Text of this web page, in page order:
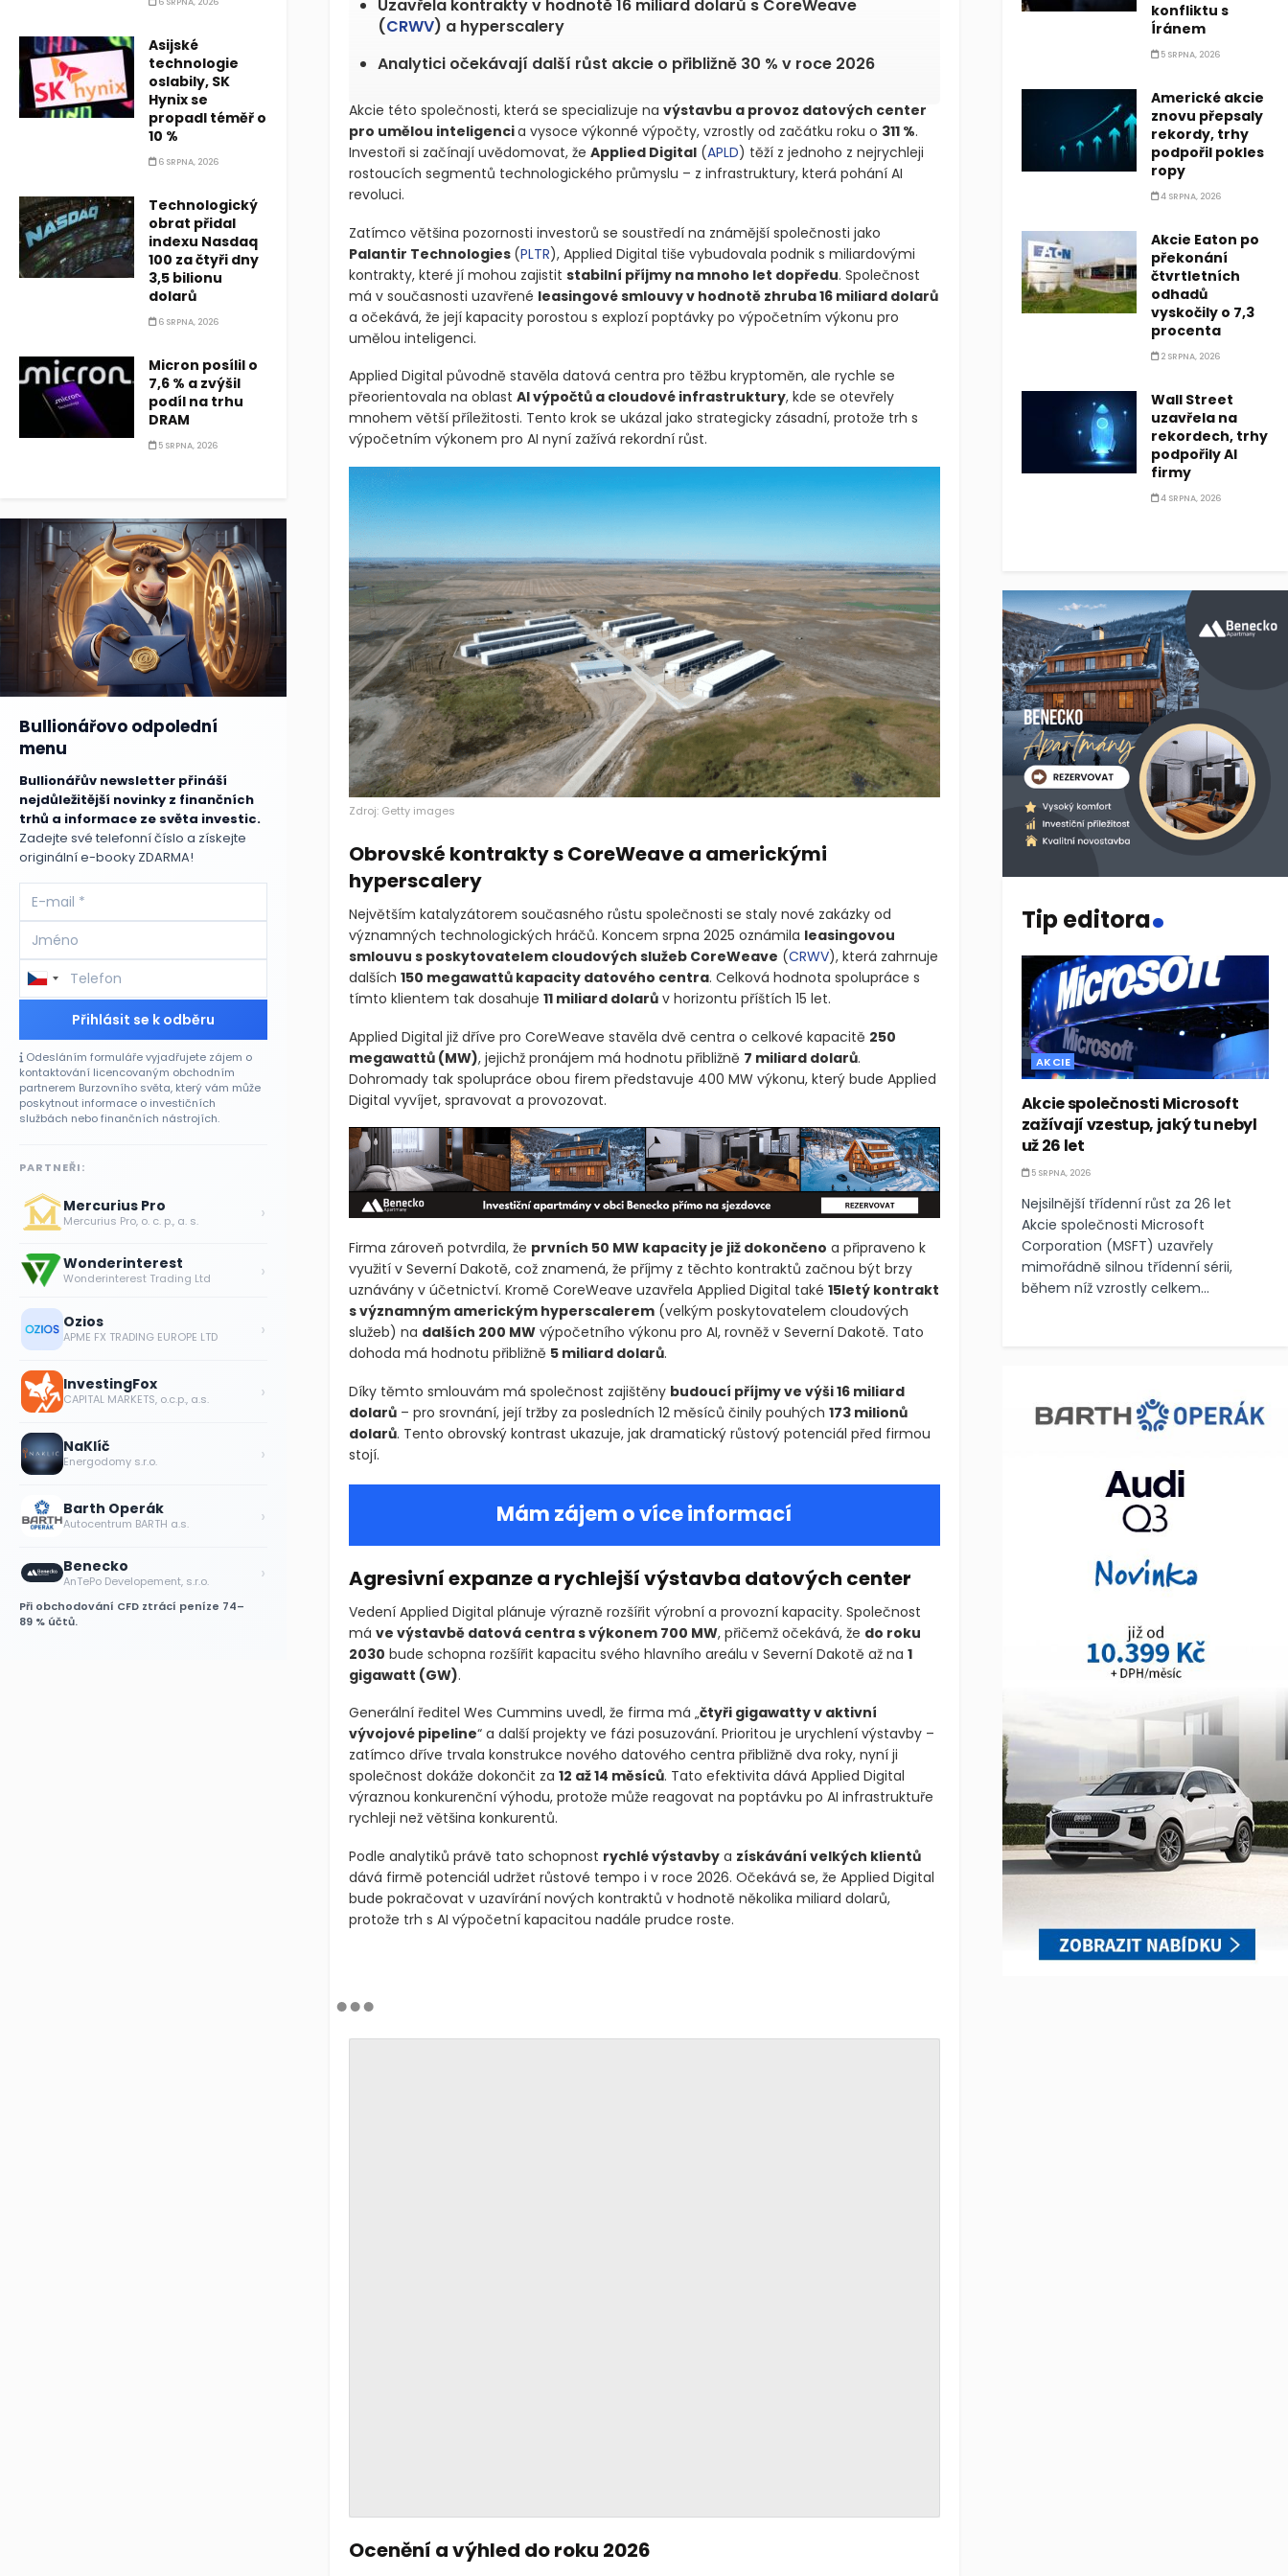
Uzavřela kontrakty v hodnotě 16 miliard dolarů s CoreWeave
(CRWV) a hyperscalery
Analytici očekávají další růst akcie o přibližně 30 % v roce 2026
Akcie této společnosti, která se specializuje na výstavbu a provoz datových center
pro umělou inteligencia vysoce výkonné výpočty, vzrostly od začátku roku o 311 %.
Investoři si začínají uvědomovat, že Applied Digital (APLD) těží z jednoho z nejrychleji
rostoucích segmentů technologického průmyslu – z infrastruktury, která pohání AI
revoluci.
Zatímco většina pozornosti investorů se soustředí na známější společnosti jako
Palantir Technologies (PLTR), Applied Digital tiše vybudovala podnik s miliardovými
kontrakty, které jí mohou zajistit stabilní příjmy na mnoho let dopředu. Společnost
má v současnosti uzavřené leasingové smlouvy v hodnotě zhruba 16 miliard dolarů
a očekává, že její kapacity porostou s explozí poptávky po výpočetním výkonu pro
umělou inteligenci.
Applied Digital původně stavěla datová centra pro těžbu kryptoměn, ale rychle se
přeorientovala na oblast AI výpočtů a cloudové infrastruktury, kde se otevřely
mnohem větší příležitosti. Tento krok se ukázal jako strategicky zásadní, protože trh s
výpočetním výkonem pro AI nyní zažívá rekordní růst.
Zdroj: Getty images
Obrovské kontrakty s CoreWeave a americkými
hyperscalery
Největším katalyzátorem současného růstu společnosti se staly nové zakázky od
významných technologických hráčů. Koncem srpna 2025 oznámila leasingovou
smlouvu s poskytovatelem cloudových služeb CoreWeave (CRWV), která zahrnuje
dalších 150 megawattů kapacity datového centra. Celková hodnota spolupráce s
tímto klientem tak dosahuje 11 miliard dolarův horizontu příštích 15 let.
Applied Digital již dříve pro CoreWeave stavěla dvě centra o celkové kapacitě 250
megawattů (MW), jejichž pronájem má hodnotu přibližně 7 miliard dolarů.
Dohromady tak spolupráce obou firem představuje 400 MW výkonu, který bude Applied
Digital vyvíjet, spravovat a provozovat.
Firma zároveň potvrdila, že prvních 50 MW kapacity je již dokončeno a připraveno k
využití v Severní Dakotě, což znamená, že příjmy z těchto kontraktů začnou být brzy
uznávány v účetnictví. Kromě CoreWeave uzavřela Applied Digital také 15letý kontrakt
s významným americkým hyperscalerem (velkým poskytovatelem cloudových
služeb) na dalších 200 MWvýpočetního výkonu pro AI, rovněž v Severní Dakotě. Tato
dohoda má hodnotu přibližně 5 miliard dolarů.
Díky těmto smlouvám má společnost zajištěny budoucí příjmy ve výši 16 miliard
dolarů– pro srovnání, její tržby za posledních 12 měsíců činily pouhých 173 milionů
dolarů. Tento obrovský kontrast ukazuje, jak dramatický růstový potenciál před firmou
stojí.
Mám zájem o více informací
Agresivní expanze a rychlejší výstavba datových center
Vedení Applied Digital plánuje výrazně rozšířit výrobní a provozní kapacity. Společnost
má ve výstavbě datová centra s výkonem 700 MW, přičemž očekává, že do roku
2030 bude schopna rozšířit kapacitu svého hlavního areálu v Severní Dakotě až na 1
gigawatt (GW).
Generální ředitel Wes Cummins uvedl, že firma má „čtyři gigawatty v aktivní
vývojové pipeline“ a další projekty ve fázi posuzování. Prioritou je urychlení výstavby –
zatímco dříve trvala konstrukce nového datového centra přibližně dva roky, nyní ji
společnost dokáže dokončit za 12 až 14 měsíců. Tato efektivita dává Applied Digital
výraznou konkurenční výhodu, protože může reagovat na poptávku po AI infrastruktuře
rychleji než většina konkurentů.
Podle analytiků právě tato schopnost rychlé výstavbya získávání velkých klientů
dává firmě potenciál udržet růstové tempo i v roce 2026. Očekává se, že Applied Digital
bude pokračovat v uzavírání nových kontraktů v hodnotě několika miliard dolarů,
protože trh s AI výpočetní kapacitou nadále prudce roste.
Ocenění a výhled do roku 2026
Asijské
technologie
oslabily, SK
Hynix se
propadl téměř o
10 %
6 SRPNA, 2026
Technologický
obrat přidal
indexu Nasdaq
100 za čtyři dny
3,5 bilionu
dolarů
6 SRPNA, 2026
Micron posílil o
7,6 % a zvýšil
podíl na trhu
DRAM
5 SRPNA, 2026
Bullionářovo odpolední
menu
Bullionářův newsletter přináší
nejdůležitější novinky z finančních
trhů a informace ze světa investic.
Zadejte své telefonní číslo a získejte
originální e-booky ZDARMA!
Přihlásit se k odběru
Odesláním formuláře vyjadřujete zájem o
kontaktování licencovaným obchodním
partnerem Burzovního světa, který vám může
poskytnout informace o investičních
službách nebo finančních nástrojích.
PARTNEŘI:
Mercurius Pro
Mercurius Pro, o. c. p., a. s. ›
Wonderinterest
Wonderinterest Trading Ltd ›
Ozios
APME FX TRADING EUROPE LTD ›
InvestingFox
CAPITAL MARKETS, o.c.p., a.s. ›
NaKlíč
Energodomy s.r.o. ›
Barth Operák
Autocentrum BARTH a.s. ›
Benecko
AnTePo Developement, s.r.o. ›
Při obchodování CFD ztrácí peníze 74–
89 % účtů.
konfliktu s
Íránem
5 SRPNA, 2026
Americké akcie
znovu přepsaly
rekordy, trhy
podpořil pokles
ropy
4 SRPNA, 2026
Akcie Eaton po
překonání
čtvrtletních
odhadů
vyskočily o 7,3
procenta
2 SRPNA, 2026
Wall Street
uzavřela na
rekordech, trhy
podpořily AI
firmy
4 SRPNA, 2026
Tip editora.
AKCIE
Akcie společnosti Microsoft
zažívají vzestup, jaký tu nebyl
už 26 let
5 SRPNA, 2026
Nejsilnější třídenní růst za 26 let
Akcie společnosti Microsoft
Corporation (MSFT) uzavřely
mimořádně silnou třídenní sérii,
během níž vzrostly celkem...